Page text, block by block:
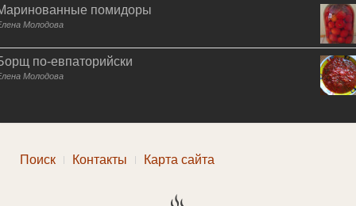
помидоры
Молодова
по-евпаторийски
Молодова
Поиск Контакты Карта сайта